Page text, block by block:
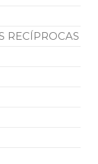
RECÍPROCAS